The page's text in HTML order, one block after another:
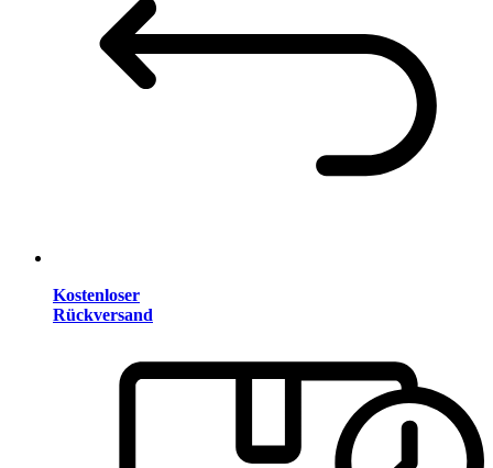
Kostenloser
Rückversand